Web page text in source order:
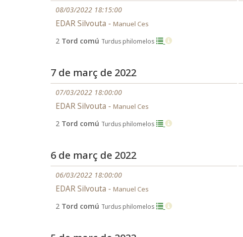
08/03/2022 18:15:00
EDAR Silvouta - Manuel Ces
2 Tord comú Turdus philomelos
7 de març de 2022
07/03/2022 18:00:00
EDAR Silvouta - Manuel Ces
2 Tord comú Turdus philomelos
6 de març de 2022
06/03/2022 18:00:00
EDAR Silvouta - Manuel Ces
2 Tord comú Turdus philomelos